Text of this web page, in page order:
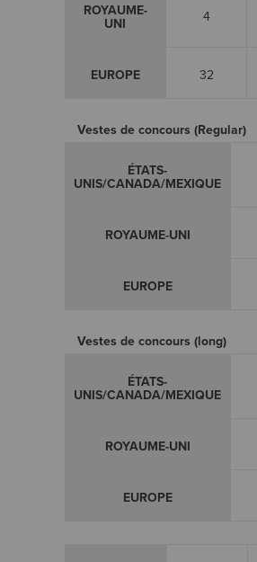
ROYAUME-
UNI 4
EUROPE 32
Vestes de concours (Regular)
ÉTATS-
UNIS/CANADA/MEXIQUE
ROYAUME-UNI
EUROPE
Vestes de concours (long)
ÉTATS-
UNIS/CANADA/MEXIQUE
ROYAUME-UNI
EUROPE